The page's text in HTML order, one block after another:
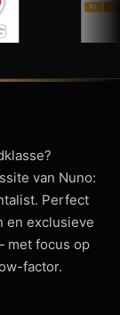
van Nuno:
Perfect
en exclusieve
met focus op
factor.